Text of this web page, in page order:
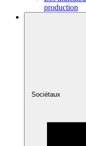
production
Sociétaux